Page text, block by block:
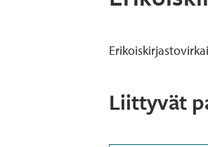
Liittyvät